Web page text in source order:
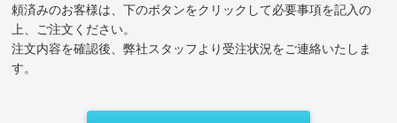
頼済みのお客様は、下のボタンをクリックして必要事項を記入の
上、ご注文ください。
注文内容を確認後、弊社スタッフより受注状況をご連絡いたしま
す。